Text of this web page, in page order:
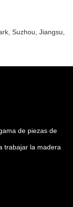
Suzhou, Jiangsu,
de piezas de
trabajar la madera